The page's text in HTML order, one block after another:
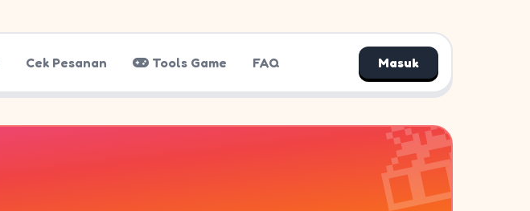
Cek Pesanan Tools Game FAQ Masuk
🎁